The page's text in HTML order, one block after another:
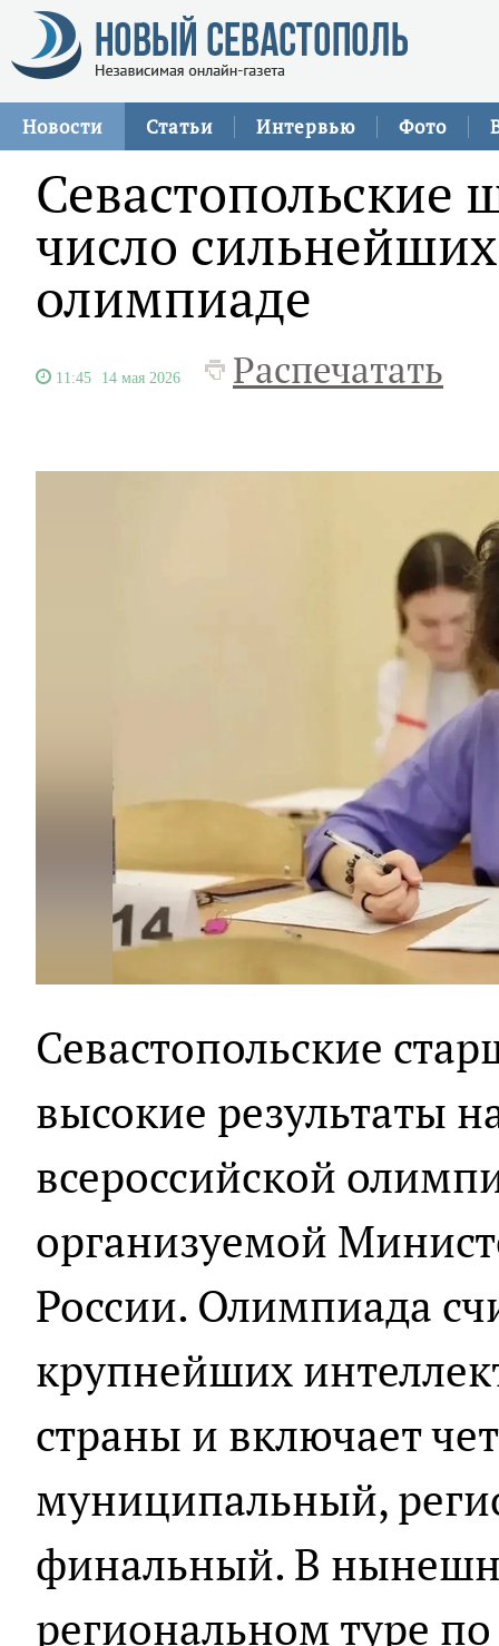
Новости Статьи Интервью Фото
число
олимпиаде
11:45 14 мая 2026 Распечатать
Севастопольские
высокие результаты
всероссийской
организуемой
России. Олимпиада
крупнейших
страны и включает
муниципальный,
финальный. В
региональном туре